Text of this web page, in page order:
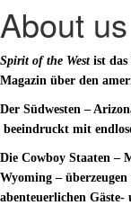
About us
Spirit of the West ist das
Magazin über den
Der Südwesten –
beeindruckt mit
Die Cowboy Staaten –
Wyoming –
abenteuerlichen Gäste-